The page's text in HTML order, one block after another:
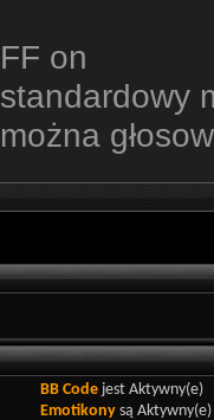
FF on
standardowy
można
BB Codejest Aktywny(e)
Emotikonysą Aktywny(e)